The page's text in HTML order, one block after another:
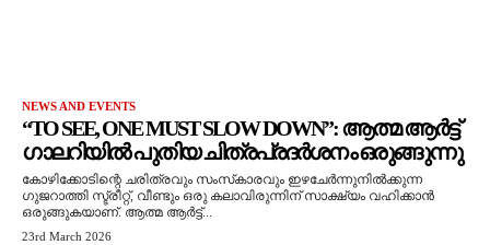
NEWS AND EVENTS
“TO SEE, ONE MUST SLOW DOWN”: ആത്മ ആർട്ട്
ഗാലറിയിൽ പുതിയ ചിത്രപ്രദർശനം ഒരുങ്ങുന്നു
കോഴിക്കോടിന്റെ ചരിത്രവും സംസ്‌കാരവും ഇഴചേർന്നുനിൽക്കുന്ന
ഗുജറാത്തി സ്ട്രീറ്റ്, വീണ്ടും ഒരു കലാവിരുന്നിന് സാക്ഷ്യം വഹിക്കാൻ
ഒരുങ്ങുകയാണ്. ആത്മ ആർട്ട്...
23rd March 2026